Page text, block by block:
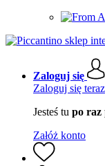
Zaloguj się
Zaloguj się teraz
Jesteś tu po raz
Załóż konto